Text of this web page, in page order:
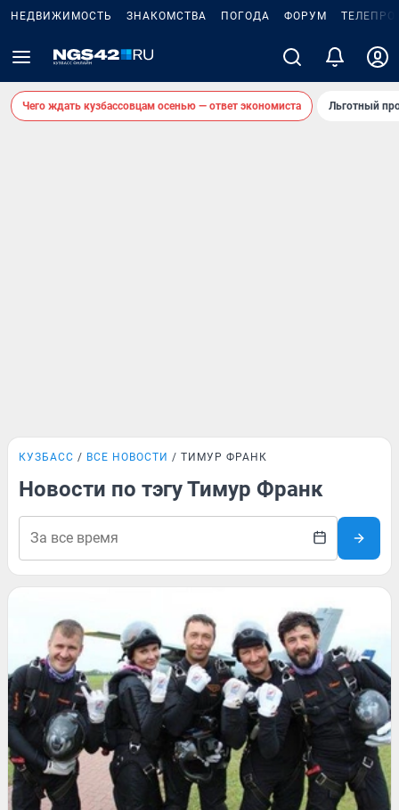
НЕДВИЖИМОСТЬ ЗНАКОМСТВА ПОГОДА ФОРУМ
Чего ждать кузбассовцам осенью — ответ экономиста Льготный
КУЗБАСС ВСЕ НОВОСТИ ТИМУР ФРАНК
Новости по тэгу Тимур Франк